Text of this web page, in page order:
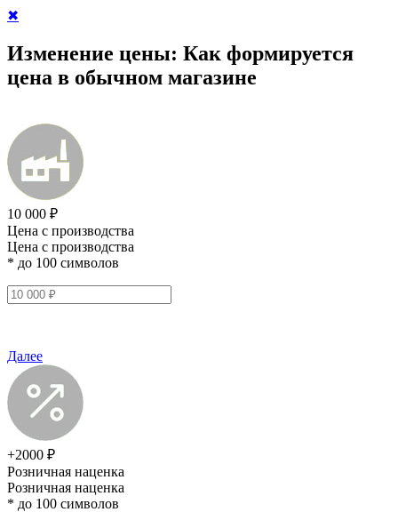
✖
Изменение цены: Как формируется
цена в обычном магазине
10 000 ₽
Цена с производства
Цена с производства
* до 100 символов
Далее
+2000 ₽
Розничная наценка
Розничная наценка
* до 100 символов